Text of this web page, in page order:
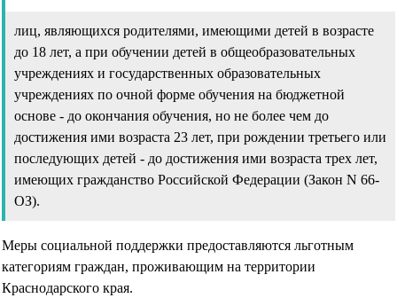
лиц, являющихся родителями, имеющими детей в возрасте
до 18 лет, а при обучении детей в общеобразовательных
учреждениях и государственных образовательных
учреждениях по очной форме обучения на бюджетной
основе - до окончания обучения, но не более чем до
достижения ими возраста 23 лет, при рождении третьего или
последующих детей - до достижения ими возраста трех лет,
имеющих гражданство Российской Федерации (Закон N 66-
ОЗ).
Меры социальной поддержки предоставляются льготным
категориям граждан, проживающим на территории
Краснодарского края.